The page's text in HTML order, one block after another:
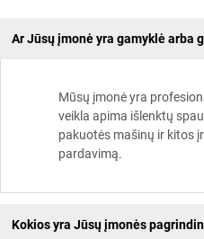
Ar Jūsų įmonė yra gamyklė arba
Mūsų įmonė yra
veikla apima išlenktų
pakuotės mašinų ir kitos
pardavimą.
Kokios yra Jūsų įmonės